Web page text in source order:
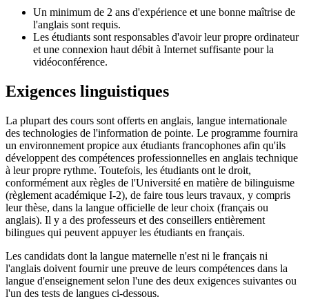
Un minimum de 2 ans d'expérience et une bonne maîtrise de
l'anglais sont requis.
Les étudiants sont responsables d'avoir leur propre ordinateur
et une connexion haut débit à Internet suffisante pour la
vidéoconférence.
Exigences linguistiques
La plupart des cours sont offerts en anglais, langue internationale
des technologies de l'information de pointe. Le programme fournira
un environnement propice aux étudiants francophones afin qu'ils
développent des compétences professionnelles en anglais technique
à leur propre rythme. Toutefois, les étudiants ont le droit,
conformément aux règles de l'Université en matière de bilinguisme
(règlement académique I-2), de faire tous leurs travaux, y compris
leur thèse, dans la langue officielle de leur choix (français ou
anglais). Il y a des professeurs et des conseillers entièrement
bilingues qui peuvent appuyer les étudiants en français.
Les candidats dont la langue maternelle n'est ni le français ni
l'anglais doivent fournir une preuve de leurs compétences dans la
langue d'enseignement selon l'une des deux exigences suivantes ou
l'un des tests de langues ci-dessous.